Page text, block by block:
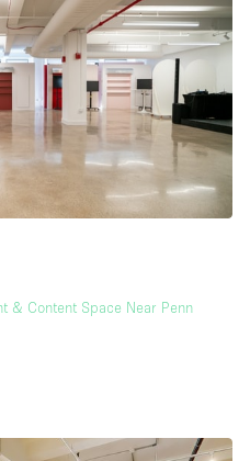
& Content Space Near Penn